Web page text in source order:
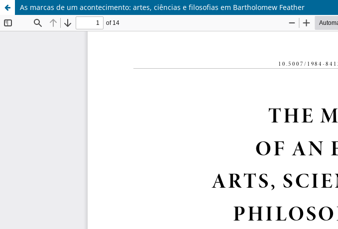
As marcas de um acontecimento: artes, ciências e filosofias em Bartholomew Feather